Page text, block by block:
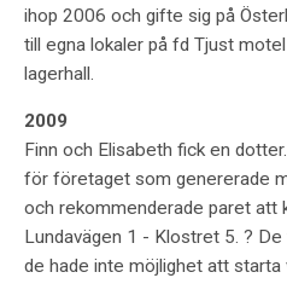
ihop 2006 och gifte sig på
till egna lokaler på fd Tjust
lagerhall.
2009
Finn och Elisabeth fick en
för företaget som genererade
och rekommenderade paret att
Lundavägen 1 - Klostret 5. ?
de hade inte möjlighet att starta